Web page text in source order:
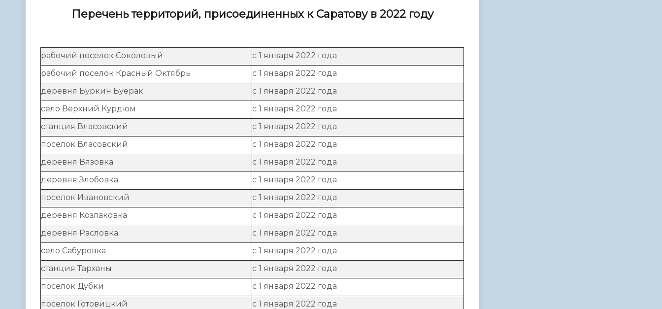
Переченьтерриторий, присоединенных к Саратову в 2022 году
рабочий поселок Соколовый
с 1 января 2022 года
рабочий поселок Красный Октябрь
с 1 января 2022 года
деревня Буркин Буерак
с 1 января 2022 года
село Верхний Курдюм
с 1 января 2022 года
станция Власовский
с 1 января 2022 года
поселок Власовский
с 1 января 2022 года
деревня Вязовка
с 1 января 2022 года
деревня Злобовка
с 1 января 2022 года
поселок Ивановский
с 1 января 2022 года
деревня Козлаковка
с 1 января 2022 года
деревня Расловка
с 1 января 2022 года
село Сабуровка
с 1 января 2022 года
станция Тарханы
с 1 января 2022 года
поселок Дубки
с 1 января 2022 года
поселок Готовицкий
с 1 января 2022 года